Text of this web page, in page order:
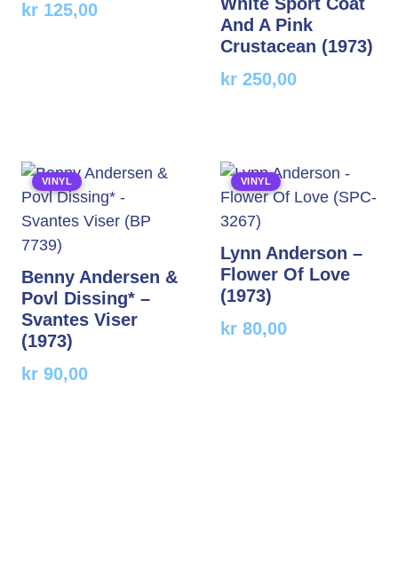
kr 125,00
And A Pink
Crustacean (1973)
kr 250,00
VINYL
Benny Andersen &
Povl Dissing* –
Svantes Viser
(1973)
kr 90,00
VINYL
Lynn Anderson –
Flower Of Love
(1973)
kr 80,00